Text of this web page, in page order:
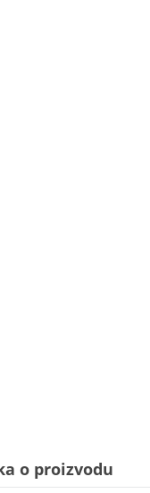
o proizvodu